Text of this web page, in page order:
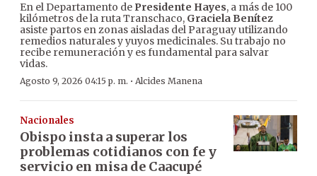
En el Departamento de Presidente Hayes, a más de 100
kilómetros de la ruta Transchaco, Graciela Benítez
asiste partos en zonas aisladas del Paraguay utilizando
remedios naturales y yuyos medicinales. Su trabajo no
recibe remuneración y es fundamental para salvar
vidas.
Agosto 9, 2026 04:15 p. m. · Alcides Manena
Nacionales
Obispo insta a superar los
problemas cotidianos con fe y
servicio en misa de Caacupé